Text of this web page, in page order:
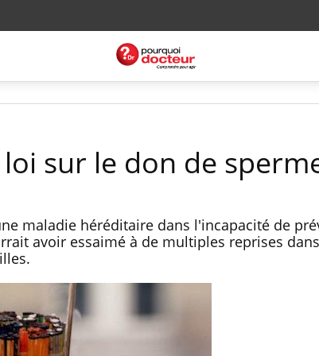
sur le don de
maladie héréditaire dans l'incapacité de
avoir essaimé à de multiples reprises dans